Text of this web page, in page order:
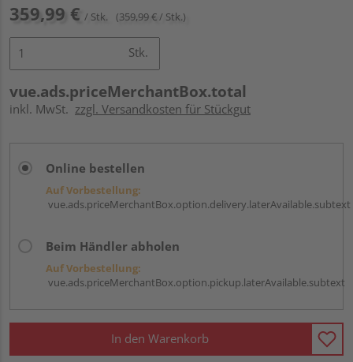
359,99 € / Stk. (359,99 € / Stk.)
Stk.
vue.ads.priceMerchantBox.total
inkl. MwSt. zzgl. Versandkosten für Stückgut
Online bestellen
Auf Vorbestellung:
vue.ads.priceMerchantBox.option.delivery.laterAvailable.subtext
Beim Händler abholen
Auf Vorbestellung:
vue.ads.priceMerchantBox.option.pickup.laterAvailable.subtext
In den Warenkorb